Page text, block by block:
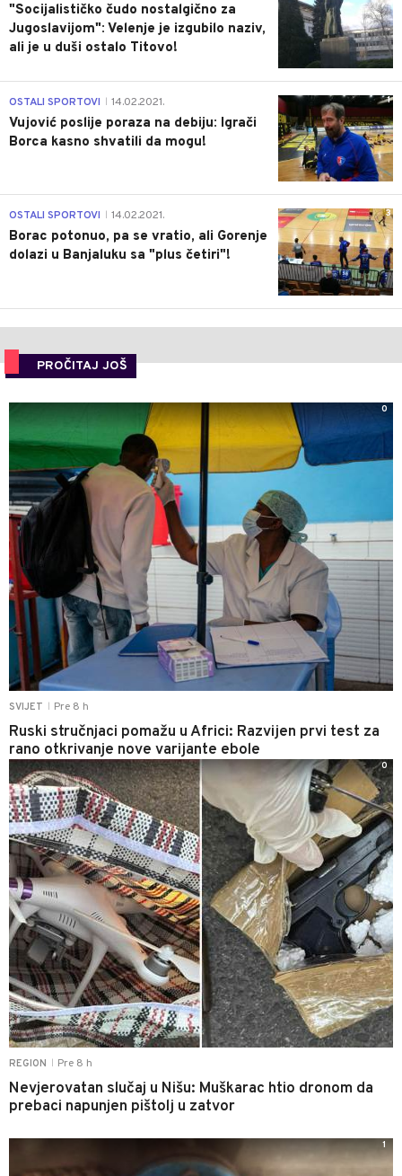
"Socijalističko čudo nostalgično za
Jugoslavijom": Velenje je izgubilo naziv,
ali je u duši ostalo Titovo!
1
OSTALI SPORTOVI 14.02.2021.
Vujović poslije poraza na debiju: Igrači
Borca kasno shvatili da mogu!
3
OSTALI SPORTOVI 14.02.2021.
Borac potonuo, pa se vratio, ali Gorenje
dolazi u Banjaluku sa "plus četiri"!
PROČITAJ JOŠ
SVIJET Pre 8 h
Ruski stručnjaci pomažu u Africi: Razvijen prvi test za
rano otkrivanje nove varijante ebole
0
REGION Pre 8 h
Nevjerovatan slučaj u Nišu: Muškarac htio dronom da
prebaci napunjen pištolj u zatvor
0
1